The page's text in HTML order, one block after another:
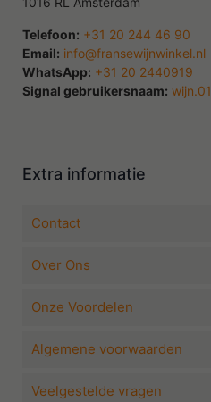
Telefoon: +31 20 244 46 90
Email: info@fransewijnwinkel.nl
WhatsApp: +31 20 2440919
Signal gebruikersnaam: wijn.01
Extra informatie
Contact
Over Ons
Onze Voordelen
Algemene voorwaarden
Veelgestelde vragen